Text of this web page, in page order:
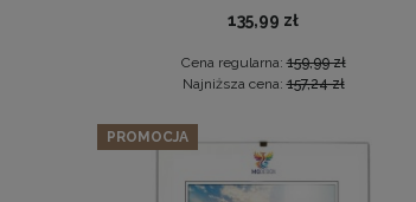
135,99 zł
Cena regularna:159,99 zł
Najniższa cena:157,24 zł
PROMOCJA